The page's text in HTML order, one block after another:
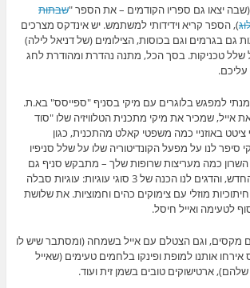
יצאו גם ספריו הקודמים – את הספר "שבתות
), הספר קריא וידידותי למשתמש. יש אינדקס מצרכים
גם בגרמים וגם בכוסות, הצילומים (של דניאל לילה)
שלל טכניקות. בסך הכל, מתנה נהדרת ומהודרת לחג
למפגש בלוגרים עם מיקי בסניף "ספייסס" בא.ת.
אייל, שמכיר את מיקי מתכנית הטלוויזיה שלו "סוד
באוזניי כמה משפטי קאלט מהתכנית, כגון
סיפר לנו על מפעל הקונדיטוריה שלו על שלל סניפיו
השרון כמה מעריצות שרופות שלך – מתבקש סניף גם
פה!), סיפר על הספר החדש, והדגים לנו הכנה של 3 סוגי עוגיות: עוגיות סבלה
וחיתוכיות מוזלי עם צימוקים כהים וחמוציות. את שלושת
לטעימה ואייל חיסל.
מקסים, וגם הצטלם עם אייל בשמחה (ומסתבר שיש לו
אותנו למופת ופינקו בלחמים טעימים (שאייל
ארטישוקים טובים בשמן זית ועוד.